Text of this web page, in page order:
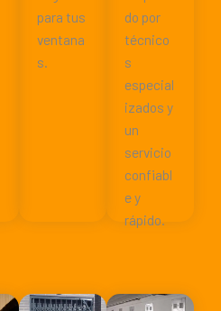
para tus
ventana
s.
do por
técnico
s
especial
izados y
un
servicio
confiabl
e y
rápido.